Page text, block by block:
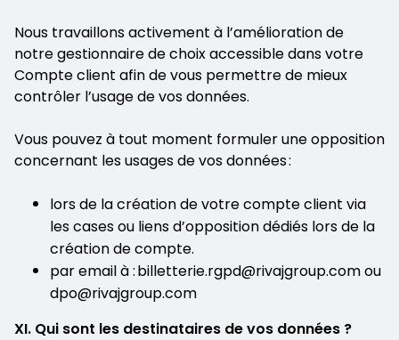
Nous travaillons activement à l’amélioration de
notre gestionnaire de choix accessible dans votre
Compte client afin de vous permettre de mieux
contrôler l’usage de vos données.
Vous pouvez à tout moment formuler une opposition
concernant les usages de vos données :
lors de la création de votre compte client via
les cases ou liens d’opposition dédiés lors de la
création de compte.
par email à : billetterie.rgpd@rivajgroup.com ou
dpo@rivajgroup.com
XI. Qui sont les destinataires de vos données ?